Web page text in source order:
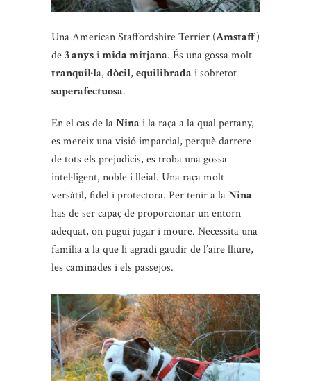
Una American Staffordshire Terrier (Amstaff)
de3 anysimida mitjana. És una gossa molt
tranquil·la, dòcil, equilibrada i sobretot
superafectuosa.
En el cas de laNina i la raça a la qual pertany,
es mereix una visió imparcial, perquè darrere
de tots els prejudicis, es troba una gossa
intel·ligent, noble i lleial. Una raça molt
versàtil, fidel i protectora. Per tenir a laNina
has de ser capaç de proporcionar un entorn
adequat, on pugui jugar i moure. Necessita una
família a la que li agradi gaudir de l’aire lliure,
les caminades i els passejos.